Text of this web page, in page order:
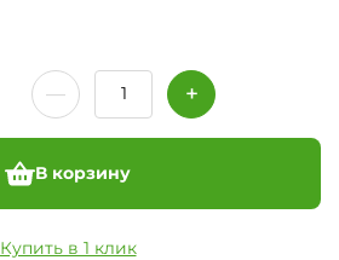
В корзину
Купить в 1 клик